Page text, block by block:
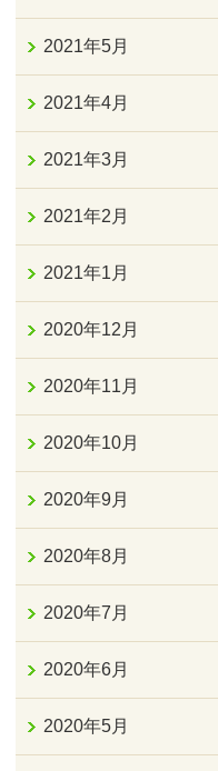
2021年5月
2021年4月
2021年3月
2021年2月
2021年1月
2020年12月
2020年11月
2020年10月
2020年9月
2020年8月
2020年7月
2020年6月
2020年5月